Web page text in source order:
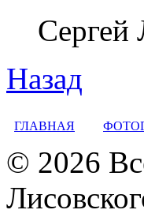
Сергей
Назад
ГЛАВНАЯ
© 2026